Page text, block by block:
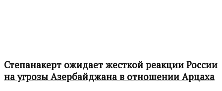
Степанакерт ожидает жесткой реакции России
на угрозы Азербайджана в отношении Арцаха